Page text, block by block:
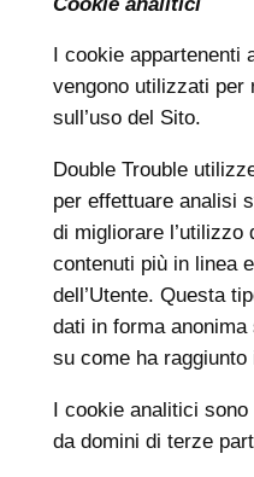
I cookie appartenenti
vengono utilizzati per
sull’uso del Sito.
Double Trouble
per effettuare analisi
di migliorare l’utilizzo
contenuti più in linea
dell’Utente. Questa
dati in forma anonima
su come ha raggiunto
I cookie analitici
da domini di terze